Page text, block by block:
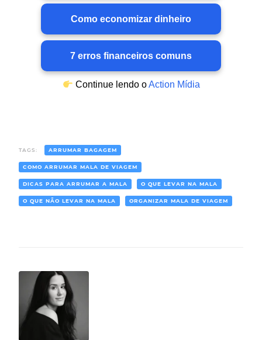
Como economizar dinheiro
7 erros financeiros comuns
Continue lendo oAction Mídia
TAGS: ARRUMAR BAGAGEM
COMO ARRUMAR MALA DE VIAGEM
DICAS PARA ARRUMAR A MALA O QUE LEVAR NA MALA
O QUE NÃO LEVAR NA MALA ORGANIZAR MALA DE VIAGEM